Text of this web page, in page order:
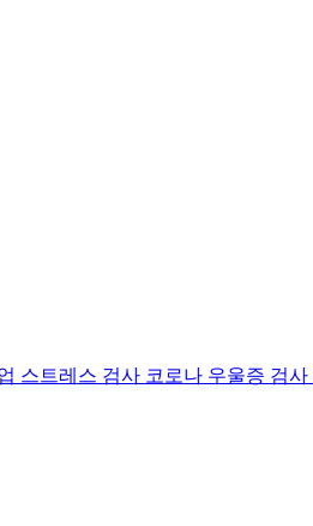
스트레스 검사 코로나 우울증 검사